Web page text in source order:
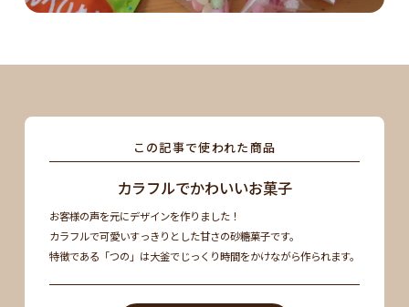
この記事で使われた商品
カラフルでかわいいお菓子
お客様の声を元にデザインを作りました！
カラフルで可愛いすっきりとした甘さの砂糖菓子です。
特徴である「つの」は大釜でじっくり時間をかけながら作られます。